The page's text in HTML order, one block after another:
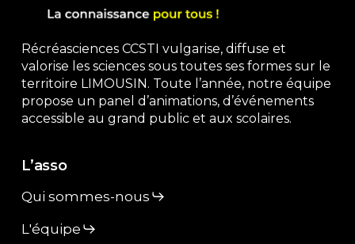
Récréasciences CCSTI vulgarise, diffuse et
valorise les sciences sous toutes ses formes sur le
territoire LIMOUSIN. Toute l’année, notre équipe
propose un panel d’animations, d’événements
accessible au grand public et aux scolaires.
L’asso
Qui sommes-nous
L'équipe